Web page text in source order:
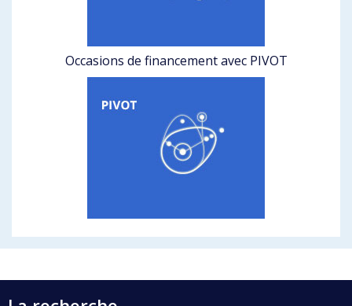
Occasions de financement avec PIVOT